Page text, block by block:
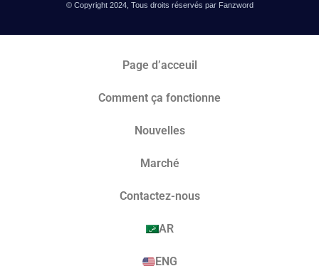
© Copyright 2024, Tous droits réservés par Fanzword
Page d’acceuil
Comment ça fonctionne
Nouvelles
Marché​
Contactez-nous
AR
ENG